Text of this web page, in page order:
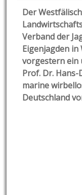
Der
Verband der
Eigenjagden in
vorgestern ein
Prof. Dr.
marine
Deutschland